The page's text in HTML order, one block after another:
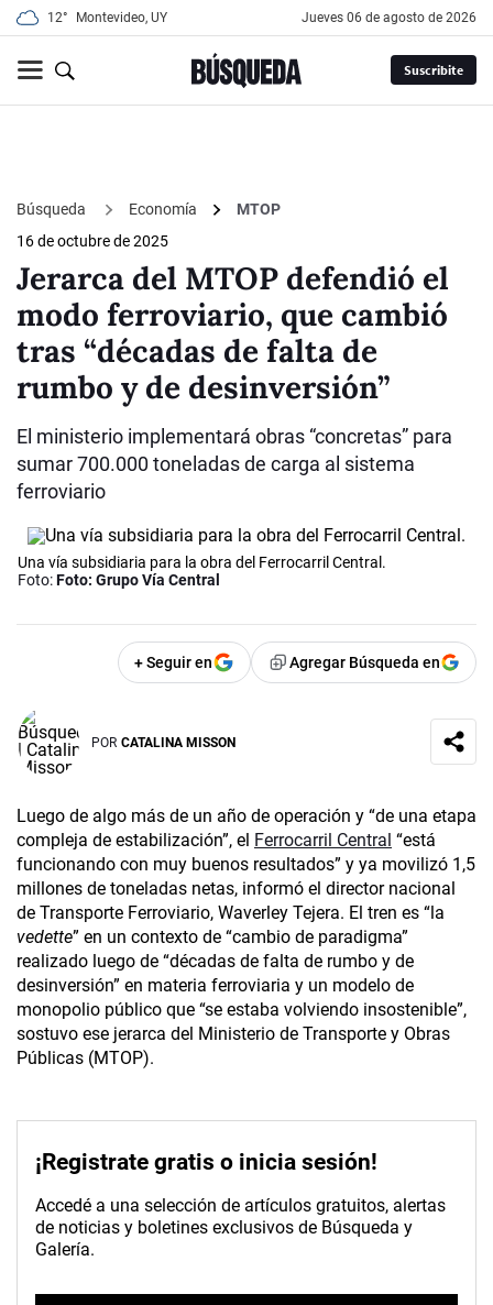
12° Montevideo, UY jueves 06 de agosto de 2026
Suscribite
Búsqueda Economía
MTOP
16 de octubre de 2025
Jerarca del MTOP defendió el
modo ferroviario, que cambió
tras “décadas de falta de
rumbo y de desinversión”
El ministerio implementará obras “concretas” para
sumar 700.000 toneladas de carga al sistema
ferroviario
Una vía subsidiaria para la obra del Ferrocarril Central.
Foto:Foto: Grupo Vía Central
+ Seguir en Agregar Búsqueda en
POR CATALINA MISSON
Luego de algo más de un año de operación y “de una etapa
compleja de estabilización”, el Ferrocarril Central “está
funcionando con muy buenos resultados” y ya movilizó 1,5
millones de toneladas netas, informó el director nacional
de Transporte Ferroviario, Waverley Tejera. El tren es “la
vedette” en un contexto de “cambio de paradigma”
realizado luego de “décadas de falta de rumbo y de
desinversión” en materia ferroviaria y un modelo de
monopolio público que “se estaba volviendo insostenible”,
sostuvo ese jerarca del Ministerio de Transporte y Obras
Públicas (MTOP).
¡Registrate gratis o inicia sesión!
Accedé a una selección de artículos gratuitos, alertas
de noticias y boletines exclusivos de Búsqueda y
Galería.